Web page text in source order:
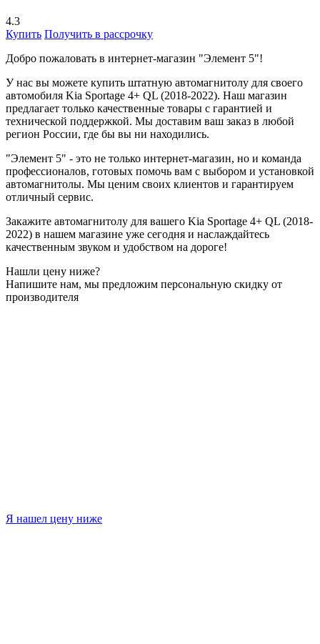
4.3
Купить Получить в рассрочку
Добро пожаловать в интернет-магазин "Элемент 5"!
У нас вы можете купить штатную автомагнитолу для своего
автомобиля Kia Sportage 4+ QL (2018-2022). Наш магазин
предлагает только качественные товары с гарантией и
технической поддержкой. Мы доставим ваш заказ в любой
регион России, где бы вы ни находились.
"Элемент 5" - это не только интернет-магазин, но и команда
профессионалов, готовых помочь вам с выбором и установкой
автомагнитолы. Мы ценим своих клиентов и гарантируем
отличный сервис.
Закажите автомагнитолу для вашего Kia Sportage 4+ QL (2018-
2022) в нашем магазине уже сегодня и наслаждайтесь
качественным звуком и удобством на дороге!
Нашли цену ниже?
Напишите нам, мы предложим персональную скидку от
производителя
Я нашел цену ниже